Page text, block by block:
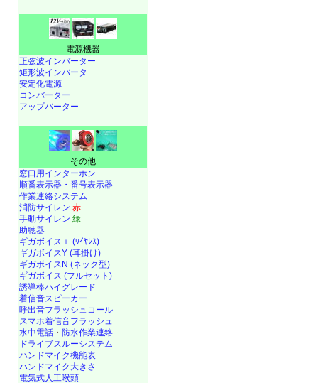
電源機器
正弦波インバーター
矩形波インバータ
安定化電源
コンバーター
アップバーター
その他
窓口用インターホン
順番表示器・番号表示器
作業連絡システム
消防サイレン 赤
手動サイレン 緑
助聴器
ギガボイス＋ (ﾜｲﾔﾚｽ)
ギガボイスY (耳掛け)
ギガボイスN (ネック型)
ギガボイス (フルセット)
誘導棒ハイグレード
着信音スピーカー
呼出音フラッシュコール
スマホ着信音フラッシュ
水中電話 ・ 防水作業連絡
ドライブスルーシステム
ハンドマイク機能表
ハンドマイク大きさ
電気式人工喉頭